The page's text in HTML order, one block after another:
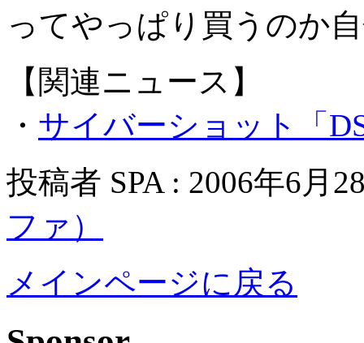
ってやっぱり買うのか
【関連ニュース】
・ サイバーショット「
投稿者 SPA : 2006年6月
ファ）
メインページに戻る